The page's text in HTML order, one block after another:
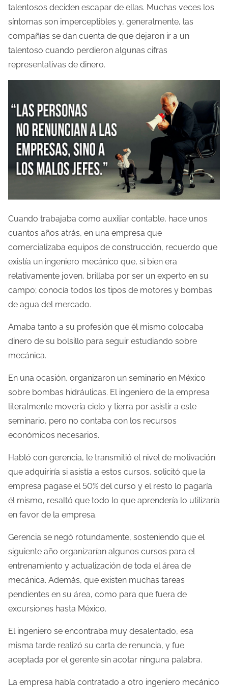
u
r
a
d
e
l
e
talentosos deciden escapar de ellas. Muchas veces los
síntomas son imperceptibles y, generalmente, las
compañías se dan cuenta de que dejaron ir a un
talentoso cuando perdieron algunas cifras
representativas de dinero.
Cuando trabajaba como auxiliar contable, hace unos
cuantos años atrás, en una empresa que
comercializaba equipos de construcción, recuerdo que
existía un ingeniero mecánico que, si bien era
relativamente joven, brillaba por ser un experto en su
campo; conocía todos los tipos de motores y bombas
de agua del mercado.
Amaba tanto a su profesión que él mismo colocaba
dinero de su bolsillo para seguir estudiando sobre
mecánica.
En una ocasión, organizaron un seminario en México
sobre bombas hidráulicas. El ingeniero de la empresa
literalmente movería cielo y tierra por asistir a este
seminario, pero no contaba con los recursos
económicos necesarios.
Habló con gerencia, le transmitió el nivel de motivación
que adquiriría si asistía a estos cursos, solicitó que la
empresa pagase el 50% del curso y el resto lo pagaría
él mismo, resaltó que todo lo que aprendería lo utilizaría
en favor de la empresa.
Gerencia se negó rotundamente, sosteniendo que el
siguiente año organizarían algunos cursos para el
entrenamiento y actualización de toda el área de
mecánica. Además, que existen muchas tareas
pendientes en su área, como para que fuera de
excursiones hasta México.
El ingeniero se encontraba muy desalentado, esa
misma tarde realizó su carta de renuncia, y fue
aceptada por el gerente sin acotar ninguna palabra.
La empresa había contratado a otro ingeniero mecánico